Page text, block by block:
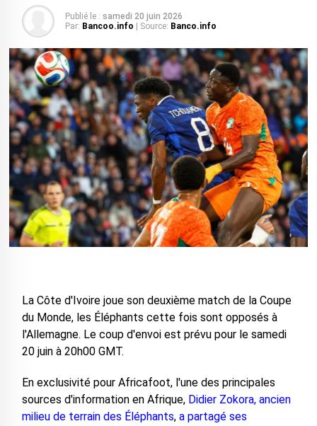
Publié le : samedi 20 juin 2026
Par: Bancoo.info | Source: Banco.info
La Côte d'Ivoire joue son deuxième match de la Coupe
du Monde, les Éléphants cette fois sont opposés à
l'Allemagne. Le coup d'envoi est prévu pour le samedi
20 juin à 20h00 GMT.
En exclusivité pour Africafoot, l'une des principales
sources d'information en Afrique, Didier Zokora, ancien
milieu de terrain des Éléphants, a partagé ses